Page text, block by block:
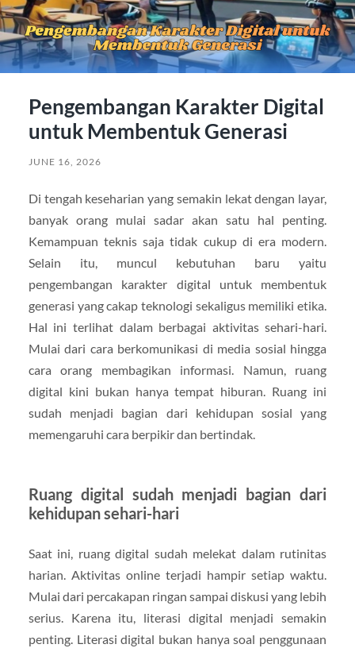
Pengembangan Karakter Digital
untuk Membentuk Generasi
JUNE 16, 2026
Di tengah keseharian yang semakin lekat dengan layar,
banyak orang mulai sadar akan satu hal penting.
Kemampuan teknis saja tidak cukup di era modern.
Selain itu, muncul kebutuhan baru yaitu
pengembangan karakter digital untuk membentuk
generasi yang cakap teknologi sekaligus memiliki etika.
Hal ini terlihat dalam berbagai aktivitas sehari-hari.
Mulai dari cara berkomunikasi di media sosial hingga
cara orang membagikan informasi. Namun, ruang
digital kini bukan hanya tempat hiburan. Ruang ini
sudah menjadi bagian dari kehidupan sosial yang
memengaruhi cara berpikir dan bertindak.
Ruang digital sudah menjadi bagian dari
kehidupan sehari-hari
Saat ini, ruang digital sudah melekat dalam rutinitas
harian. Aktivitas online terjadi hampir setiap waktu.
Mulai dari percakapan ringan sampai diskusi yang lebih
serius. Karena itu, literasi digital menjadi semakin
penting. Literasi digital bukan hanya soal penggunaan